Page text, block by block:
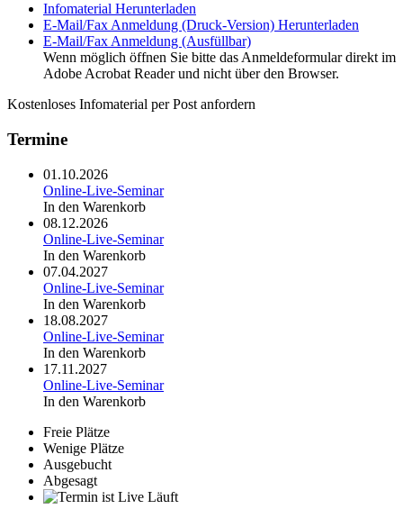
Infomaterial Herunterladen
E-Mail/Fax Anmeldung (Druck-Version) Herunterladen
E-Mail/Fax Anmeldung (Ausfüllbar)
Wenn möglich öffnen Sie bitte das Anmeldeformular direkt im
Adobe Acrobat Reader und nicht über den Browser.
Kostenloses Infomaterial per Post anfordern
Termine
01.10.2026
Online-Live-Seminar
In den Warenkorb
08.12.2026
Online-Live-Seminar
In den Warenkorb
07.04.2027
Online-Live-Seminar
In den Warenkorb
18.08.2027
Online-Live-Seminar
In den Warenkorb
17.11.2027
Online-Live-Seminar
In den Warenkorb
Freie Plätze
Wenige Plätze
Ausgebucht
Abgesagt
Läuft